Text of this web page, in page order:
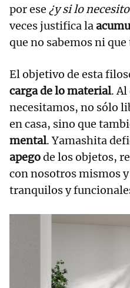
por ese ¿y si lo
veces justifica la
que no sabemos ni
El objetivo de esta
carga de lo material.
necesitamos, no sólo
en casa, sino que
mental. Yamashita
apegode los objetos,
con nosotros mismos
tranquilos y